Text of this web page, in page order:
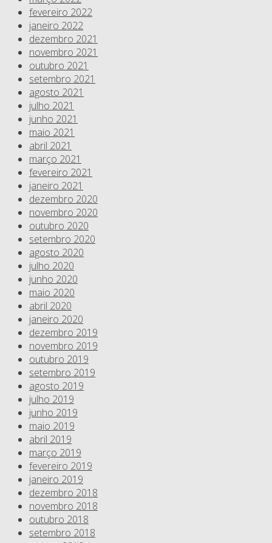
fevereiro 2022
janeiro 2022
dezembro 2021
novembro 2021
outubro 2021
setembro 2021
agosto 2021
julho 2021
junho 2021
maio 2021
abril 2021
março 2021
fevereiro 2021
janeiro 2021
dezembro 2020
novembro 2020
outubro 2020
setembro 2020
agosto 2020
julho 2020
junho 2020
maio 2020
abril 2020
janeiro 2020
dezembro 2019
novembro 2019
outubro 2019
setembro 2019
agosto 2019
julho 2019
junho 2019
maio 2019
abril 2019
março 2019
fevereiro 2019
janeiro 2019
dezembro 2018
novembro 2018
outubro 2018
setembro 2018